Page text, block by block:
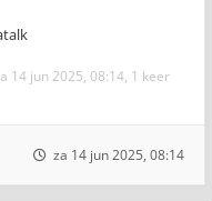
14 jun 2025, 08:14, 1 keer
za 14 jun 2025, 08:14